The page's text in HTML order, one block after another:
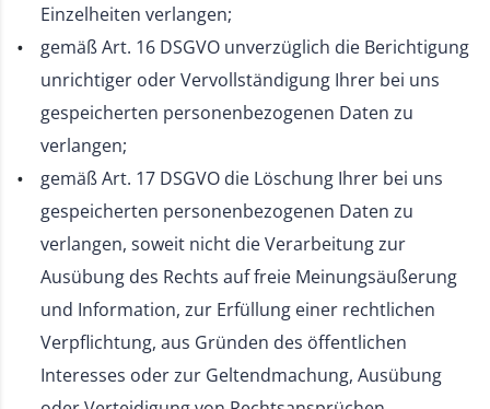
Einzelheiten verlangen;
gemäß Art. 16 DSGVO unverzüglich die Berichtigung
unrichtiger oder Vervollständigung Ihrer bei uns
gespeicherten personenbezogenen Daten zu
verlangen;
gemäß Art. 17 DSGVO die Löschung Ihrer bei uns
gespeicherten personenbezogenen Daten zu
verlangen, soweit nicht die Verarbeitung zur
Ausübung des Rechts auf freie Meinungsäußerung
und Information, zur Erfüllung einer rechtlichen
Verpflichtung, aus Gründen des öffentlichen
Interesses oder zur Geltendmachung, Ausübung